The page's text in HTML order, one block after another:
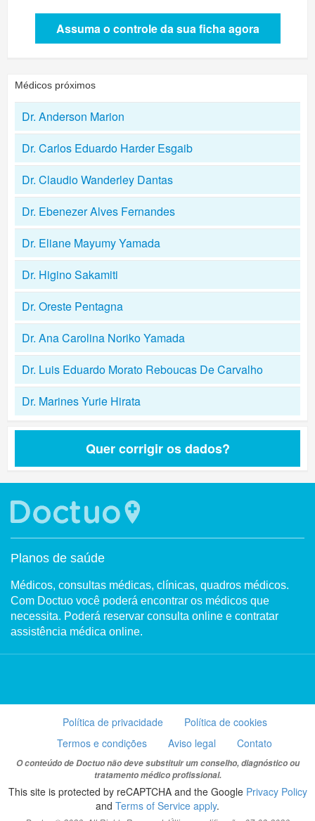
Assuma o controle da sua ficha agora
Médicos próximos
Dr. Anderson Marion
Dr. Carlos Eduardo Harder Esgaib
Dr. Claudio Wanderley Dantas
Dr. Ebenezer Alves Fernandes
Dr. Eliane Mayumy Yamada
Dr. Higino Sakamiti
Dr. Oreste Pentagna
Dr. Ana Carolina Noriko Yamada
Dr. Luis Eduardo Morato Reboucas De Carvalho
Dr. Marines Yurie Hirata
Quer corrigir os dados?
Planos de saúde
Médicos, consultas médicas, clínicas, quadros médicos.
Com Doctuo você poderá encontrar os médicos que
necessita. Poderá reservar consulta online e contratar
assistência médica online.
Política de privacidade
Política de cookies
Termos e condições
Aviso legal Contato
O conteúdo de Doctuo não deve substituir um conselho, diagnóstico ou
tratamento médico profissional.
This site is protected by reCAPTCHA and the Google Privacy Policy
and Terms of Service apply.